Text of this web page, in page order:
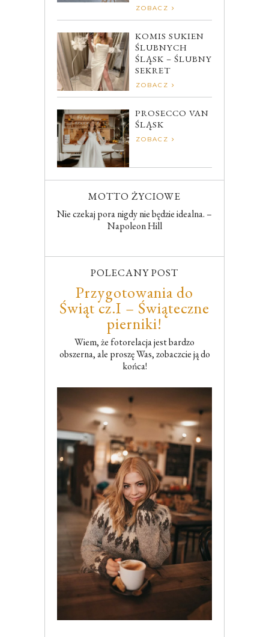
ZOBACZ
KOMIS SUKIEN
ŚLUBNYCH
ŚLĄSK – ŚLUBNY
SEKRET
ZOBACZ
PROSECCO VAN
ŚLĄSK
ZOBACZ
MOTTO ŻYCIOWE
Nie czekaj pora nigdy nie będzie idealna. –
Napoleon Hill
POLECANY POST
Przygotowania do
Świąt cz.I – Świąteczne
pierniki!
Wiem, że fotorelacja jest bardzo
obszerna, ale proszę Was, zobaczcie ją do
końca!